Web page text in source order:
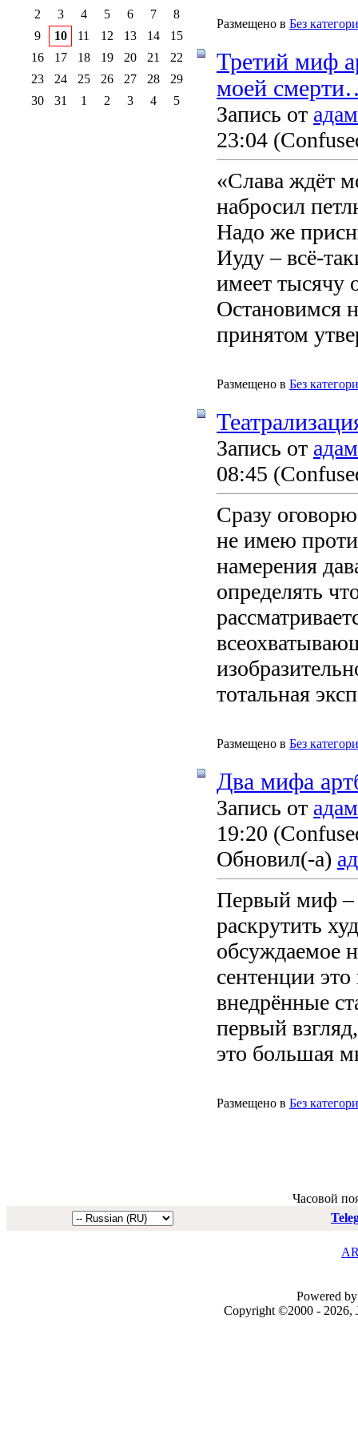
Размещено в Без
Третий миф
моей
Запись от
23:04
«Слава ждёт
набросил
Надо же
Иуду – всё-
имеет тысячу
Остановимся
принятом
Размещено в Без
Запись от
08:45
Сразу
не имею
намерения
определять
тотальная
Размещено в Без
Два мифа
Запись от
19:20
Обновил(-а)
Первый миф –
раскрутить
обсуждаемое
сентенции
внедрённые
первый
это большая
Размещено в Без
2
3 4 5 6 7
8
9
10 11 12 13 14
15
16
17 18 19 20 21
22
23
24 25 26 27 28
29
30
31 1 2 3 4 5
Часовой
Powered
Copyright ©2000 - 2026,